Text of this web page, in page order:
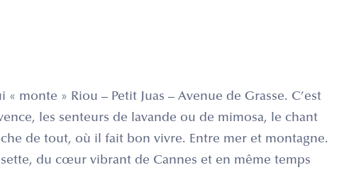
monte » Riou – Petit Juas – Avenue de Grasse. C’est
les senteurs de lavande ou de mimosa, le chant
de tout, où il fait bon vivre. Entre mer et montagne.
du cœur vibrant de Cannes et en même temps